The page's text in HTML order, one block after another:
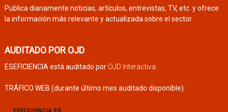
Publica diariamente noticias, artículos, entrevistas, TV, etc. y ofrece
la información más relevante y actualizada sobre el sector.
AUDITADO POR OJD
ESEFICIENCIA está auditado por OJD Interactiva.
TRÁFICO WEB (durante último mes auditado disponible):